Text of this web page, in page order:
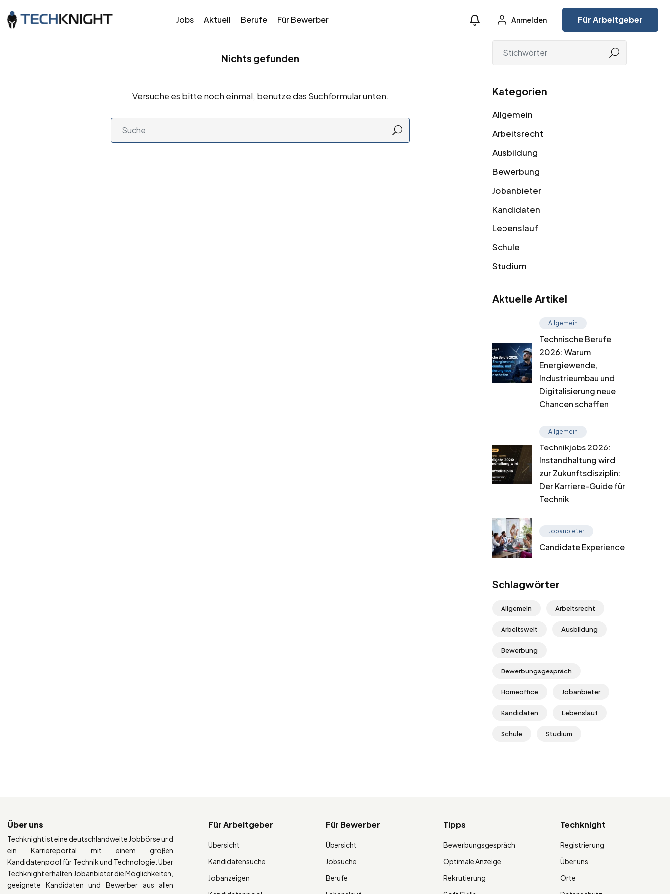
Jobs Aktuell Berufe Für Bewerber Anmelden Für Arbeitgeber
Nichts gefunden
Versuche es bitte noch einmal, benutze das Suchformular unten. Kategorien
Allgemein
Arbeitsrecht
Ausbildung
Bewerbung
Jobanbieter
Kandidaten
Lebenslauf
Schule
Studium
Aktuelle Artikel
Allgemein
Technische Berufe
2026: Warum
Energiewende,
Industrieumbau und
Digitalisierung neue
Chancen schaffen
Allgemein
Technikjobs 2026:
Instandhaltung wird
zur Zukunftsdisziplin:
Der Karriere-Guide für
Technik
Jobanbieter
Candidate Experience
Schlagwörter
Allgemein Arbeitsrecht
Arbeitswelt Ausbildung
Bewerbung
Bewerbungsgespräch
Homeoffice Jobanbieter
Kandidaten Lebenslauf
Schule Studium
Über uns
Techknight ist eine deutschlandweite Jobbörse und
ein Karriereportal mit einem großen
Kandidatenpool für Technik und Technologie. Über
Techknight erhalten Jobanbieter die Möglichkeiten,
geeignete Kandidaten und Bewerber aus allen
Für Arbeitgeber
Übersicht
Kandidatensuche
Jobanzeigen
Für Bewerber
Übersicht
Jobsuche
Berufe
Tipps
Bewerbungsgespräch
Optimale Anzeige
Rekrutierung
Techknight
Registrierung
Über uns
Orte